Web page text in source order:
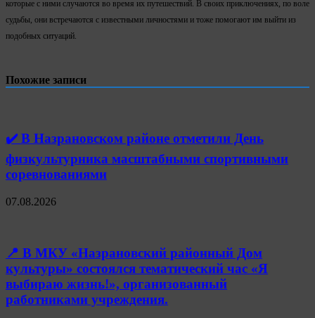
которые с ними случаются во время их путешествий. В своих приключениях, по воле
судьбы, они встречаются с известными личностями и тоже помогают им выйти из
подобных ситуаций.
Похожие записи
✔️ В Назрановском районе отметили День
физкультурника масштабными спортивными
соревнованиями
07.08.2026
📍 В МКУ «Назрановский районный Дом
культуры» состоялся тематический час «Я
выбираю жизнь!», организованный
работниками учреждения.